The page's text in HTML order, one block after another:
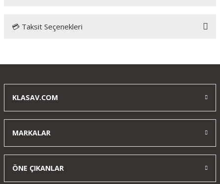
(Ayak ve Çantalı)
daha önce aldığım airsoft silahlara göre çok daha güçlü
kesinlikle farkını hissediyosunuz hediye için klasava teşekkür
h... ç... | 15/03/2025
Yorum Yaz
💳 Taksit Seçenekleri
KLASAV.COM
MARKALAR
ÖNE ÇIKANLAR